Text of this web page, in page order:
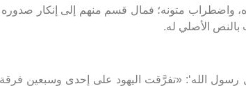
واضطراب متونه؛ فمال قسم منهم إلى إنكار
بالنص الأصلي له.
رسول الله‘: «تفرَّقت اليهود على إحدى وسبعين